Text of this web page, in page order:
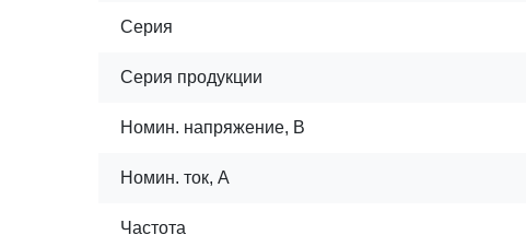
Серия
Серия продукции
Номин. напряжение, В
Номин. ток, А
Частота